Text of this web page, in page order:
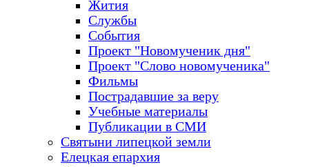
Жития
Службы
События
Проект "Новомученик дня"
Проект "Слово новомученика"
Фильмы
Пострадавшие за веру
Учебные материалы
Публикации в СМИ
Святыни липецкой земли
Елецкая епархия